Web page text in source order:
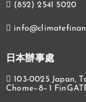
(852) 2541 5020
日本辦事處
103-0025 Japan,
Chome−8−1